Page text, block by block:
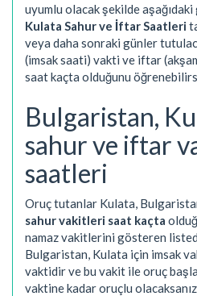
uyumlu olacak şekilde
Kulata Sahur ve İftar Saatleri
veya daha sonraki günler
(imsak saati) vakti ve iftar
saat kaçta olduğunu
Bulgaristan,
sahur ve iftar
saatleri
Oruç tutanlar Kulata,
sahur vakitleri saat kaçta
namaz vakitlerini gösteren
Bulgaristan, Kulata için imsak
vaktidir ve bu vakit ile oruç
vaktine kadar oruçlu